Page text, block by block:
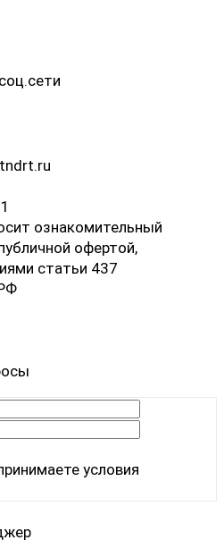
ознакомительный
офертой,
статьи 437
условия